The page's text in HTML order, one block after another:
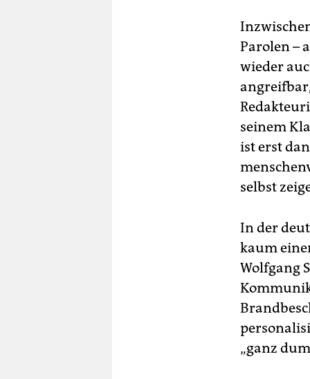
Parolen –
wieder
seinem
ist erst
selbst
In der
kaum
Wolfgang
„ganz